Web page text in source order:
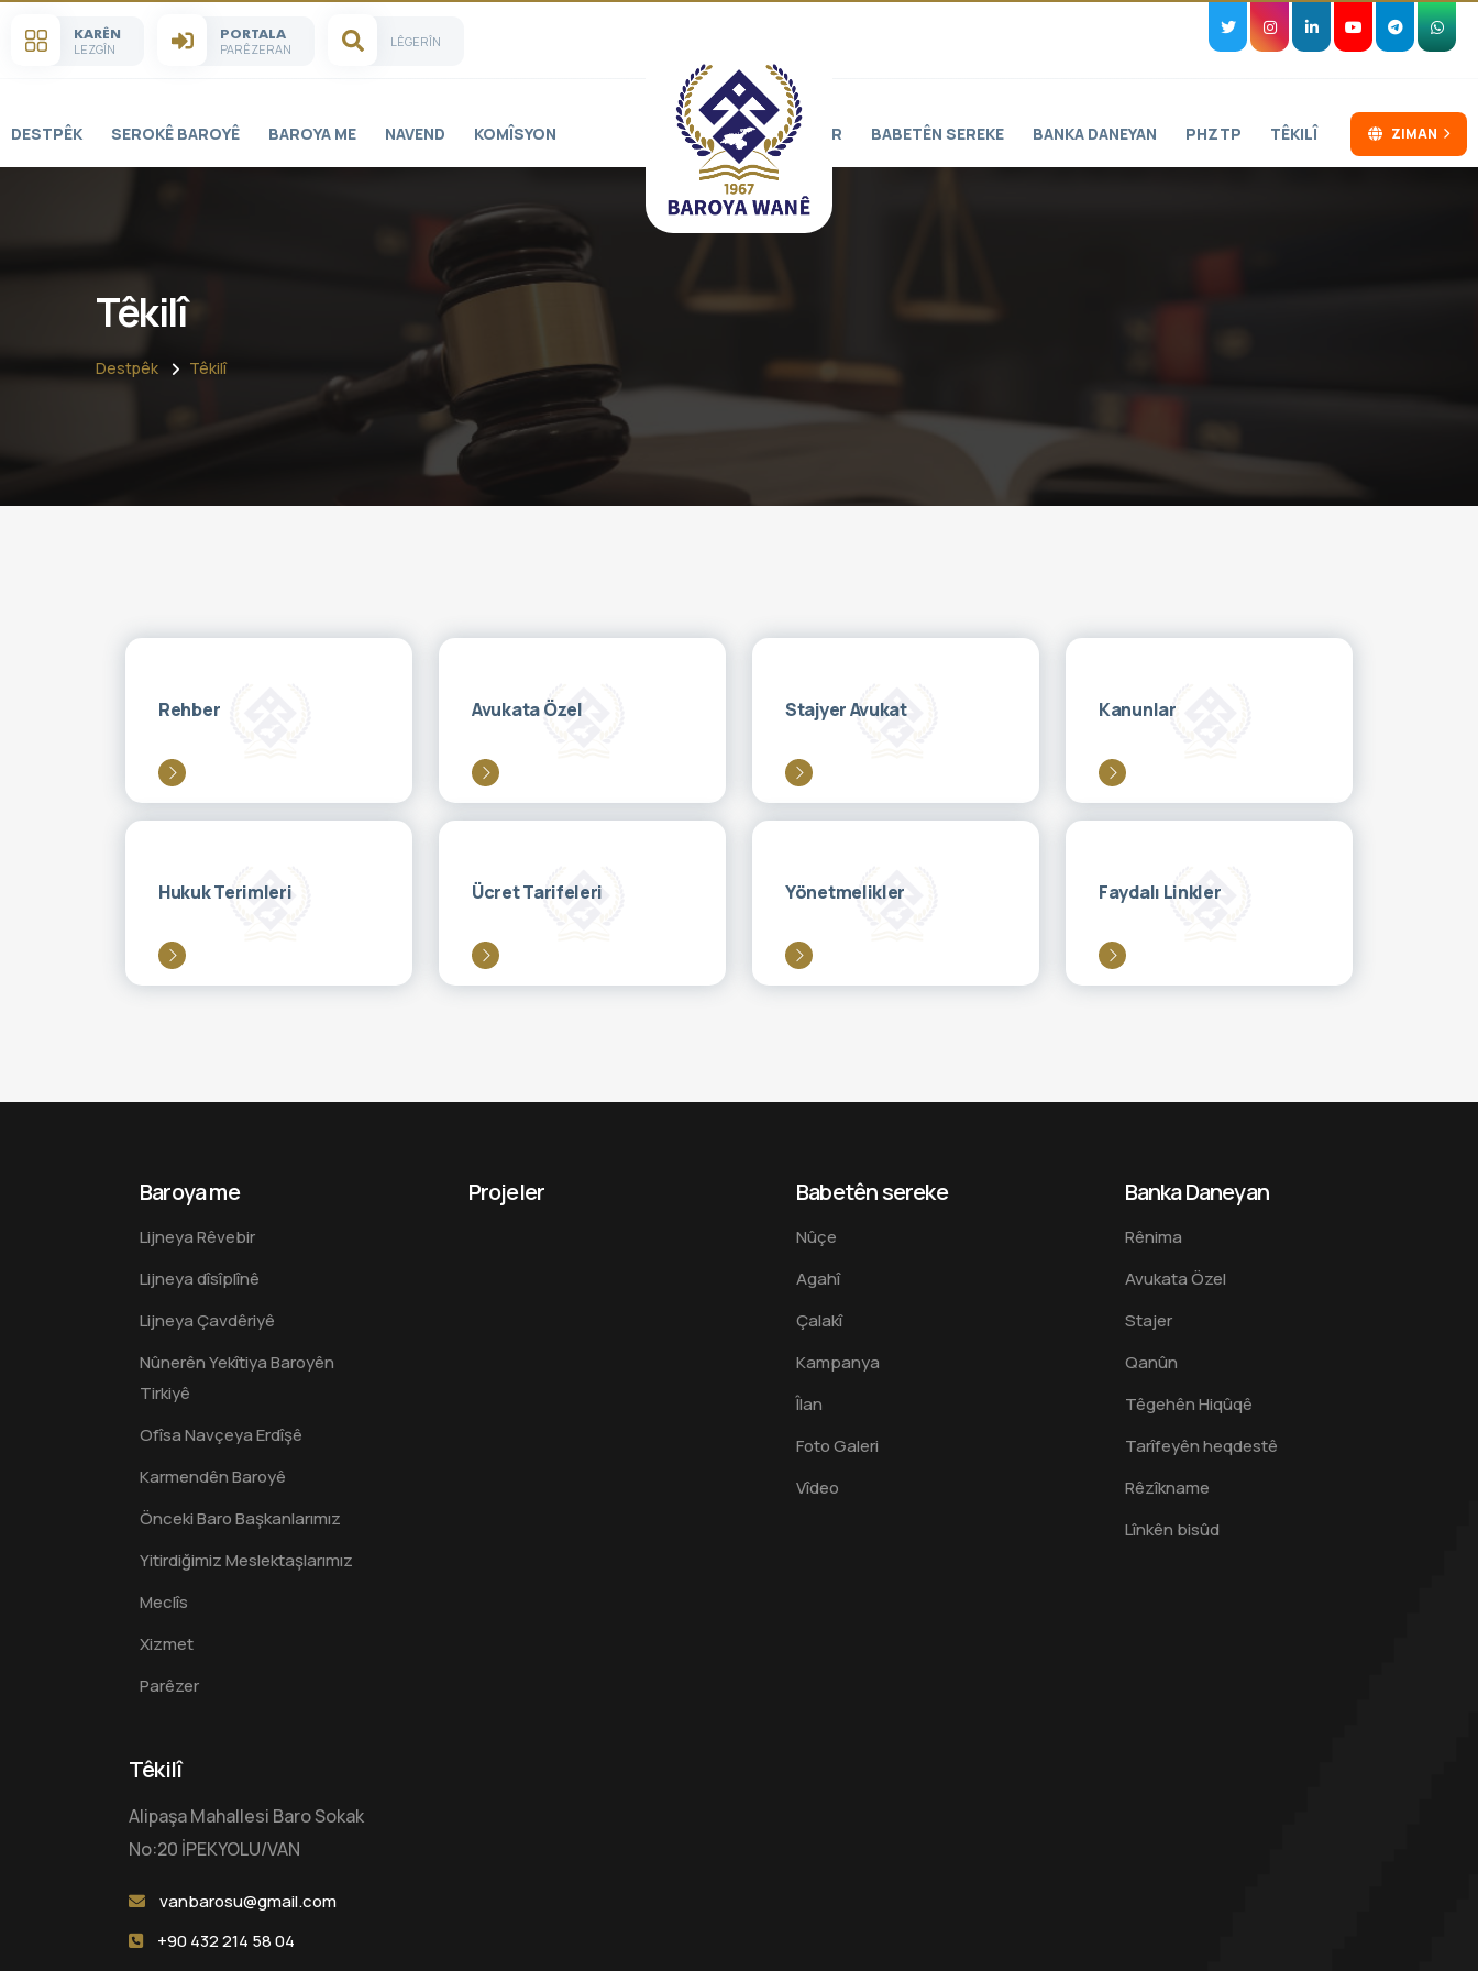
KARÊN
LEZGÎN
PORTALA
PARÊZERAN LÊGERÎN
DESTPÊK SEROKÊ BAROYÊ BAROYA ME NAVEND KOMÎSYON PROJELER BABETÊN SEREKE BANKA DANEYAN PHZTP TÊKILÎ ZIMAN
Têkilî
Destpêk Têkilî
Rehber Avukata Özel Stajyer Avukat Kanunlar
Hukuk Terimleri Ücret Tarifeleri Yönetmelikler Faydalı Linkler
Baroya me
Lijneya Rêvebir
Lijneya dîsîplînê
Lijneya Çavdêriyê
Nûnerên Yekîtiya Baroyên
Tirkiyê
Ofîsa Navçeya Erdîşê
Karmendên Baroyê
Önceki Baro Başkanlarımız
Yitirdiğimiz Meslektaşlarımız
Meclîs
Xizmet
Parêzer
Projeler Babetên sereke
Nûçe
Agahî
Çalakî
Kampanya
Îlan
Foto Galeri
Vîdeo
Banka Daneyan
Rênima
Avukata Özel
Stajer
Qanûn
Têgehên Hiqûqê
Tarîfeyên heqdestê
Rêzîkname
Lînkên bisûd
Têkilî
Alipaşa Mahallesi Baro Sokak
No:20 İPEKYOLU/VAN
vanbarosu@gmail.com
+90 432 214 58 04